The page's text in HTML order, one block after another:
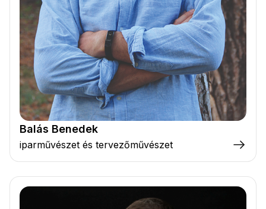
Balás Benedek
iparművészet és tervezőművészet